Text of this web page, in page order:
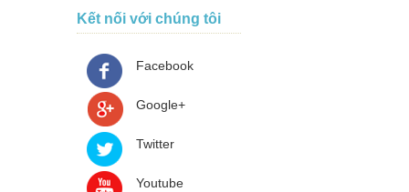
Kết nối với chúng tôi
Facebook
Google+
Twitter
Youtube